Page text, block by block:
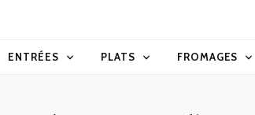
ENTRÉES PLATS FROMAGES